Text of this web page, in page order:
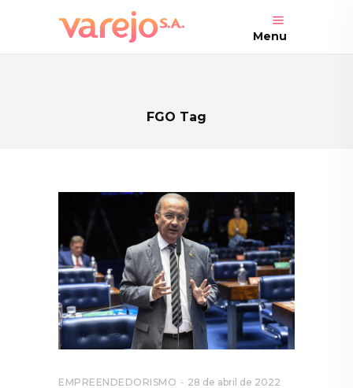
Menu
FGO Tag
EMPREENDEDORISMO 28 de abril de 2022